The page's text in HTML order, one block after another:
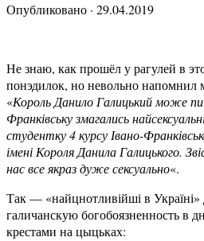
Опубликовано · 29.04.2019
Не знаю, как прошёл у рагулей в
понэдилок, но невольно напомнил
«Король Данило Галицький може
Франківську змагались
студентку 4 курсу Івано-
імені Короля Данила Галицького.
нас все якраз дуже сексуально«.
Так — «найцнотливійші в
галичанскую богобоязненность в
крестами на цыцьках: